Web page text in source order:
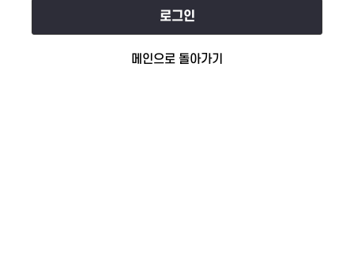
로그인
메인으로 돌아가기